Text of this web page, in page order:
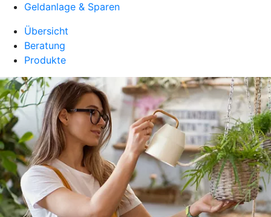
Geldanlage & Sparen
Übersicht
Beratung
Produkte